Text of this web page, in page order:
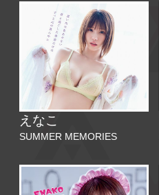
えなこ
SUMMER MEMORIES